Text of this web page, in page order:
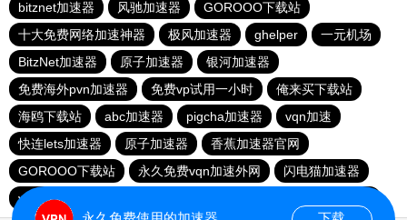
bitznet加速器
风驰加速器
GOROOO下载站
十大免费网络加速神器
极风加速器 ghelper
一元机场
BitzNet加速器
原子加速器
银河加速器
免费海外pvn加速器
免费vp试用一小时
俺来买下载站
海鸥下载站
abc加速器 pigcha加速器
vqn加速
快连lets加速器
原子加速器
香蕉加速器官网
GOROOO下载站
永久免费vqn加速外网
闪电猫加速器
vp(永久免费)加速器